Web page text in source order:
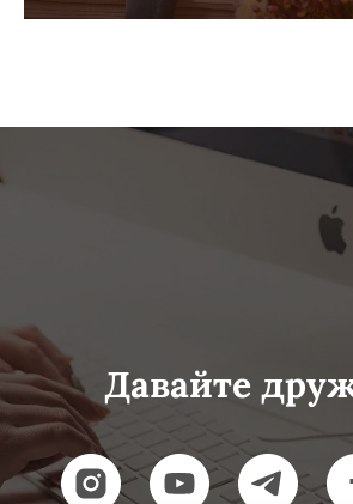
Давайте